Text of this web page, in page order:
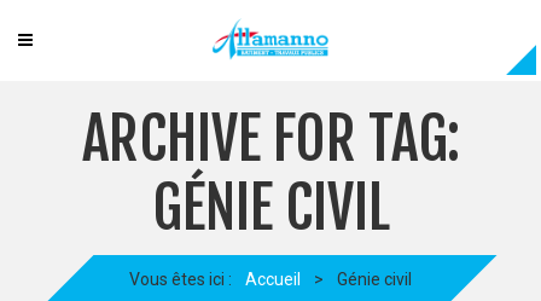
ARCHIVE FOR TAG:
GÉNIE CIVIL
Vous êtes ici : Accueil > Génie civil